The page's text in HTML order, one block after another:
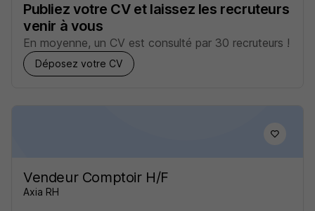
Publiez votre CV et laissez les recruteurs
venir à vous
En moyenne, un CV est consulté par 30 recruteurs !
Déposez votre CV
Vendeur Comptoir H/F
Axia RH